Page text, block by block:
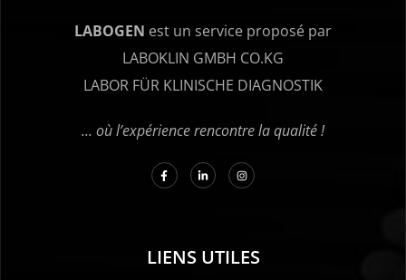
LABOGEN est un service proposé par
LABOKLIN GMBH CO.KG
LABOR FÜR KLINISCHE DIAGNOSTIK
… où l’expérience rencontre la qualité !
LIENS UTILES